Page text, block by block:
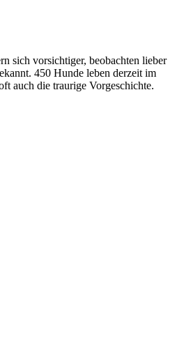
sich vorsichtiger, beobachten lieber
450 Hunde leben derzeit im
auch die traurige Vorgeschichte.